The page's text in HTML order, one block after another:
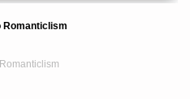
Romanticlism